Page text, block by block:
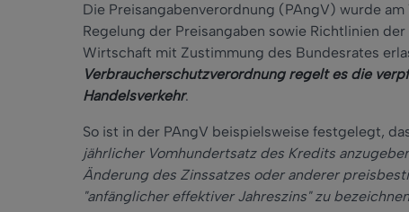
Die Preisangabenverordnung (PAngV) wurde
Regelung der Preisangaben sowie Richtlinien
Wirtschaft mit Zustimmung des Bundesrates
Verbraucherschutzverordnung regelt es die
Handelsverkehr.
So ist in der PAngV beispielsweise festgelegt,
jährlicher Vomhundertsatz des Kredits
Änderung des Zinssatzes oder anderer
"anfänglicher effektiver Jahreszins" zu